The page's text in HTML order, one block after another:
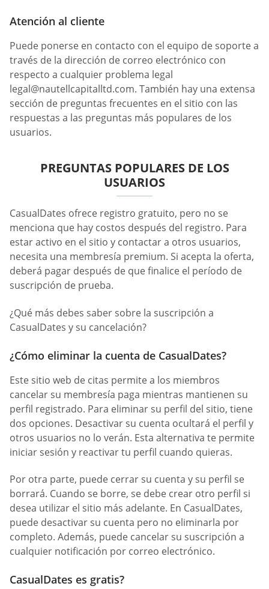
Atención al cliente
Puede ponerse en contacto con el equipo de soporte a
través de la dirección de correo electrónico con
respecto a cualquier problema legal
legal@nautellcapitalltd.com. También hay una extensa
sección de preguntas frecuentes en el sitio con las
respuestas a las preguntas más populares de los
usuarios.
PREGUNTAS POPULARES DE LOS
USUARIOS
СasualDates ofrece registro gratuito, pero no se
menciona que hay costos después del registro. Para
estar activo en el sitio y contactar a otros usuarios,
necesita una membresía premium. Si acepta la oferta,
deberá pagar después de que finalice el período de
suscripción de prueba.
¿Qué más debes saber sobre la suscripción a
CasualDates y su cancelación?
¿Cómo eliminar la cuenta de CasualDates?
Este sitio web de citas permite a los miembros
cancelar su membresía paga mientras mantienen su
perfil registrado. Para eliminar su perfil del sitio, tiene
dos opciones. Desactivar su cuenta ocultará el perfil y
otros usuarios no lo verán. Esta alternativa te permite
iniciar sesión y reactivar tu perfil cuando quieras.
Por otra parte, puede cerrar su cuenta y su perfil se
borrará. Cuando se borre, se debe crear otro perfil si
desea utilizar el sitio más adelante. En СasualDates,
puede desactivar su cuenta pero no eliminarla por
completo. Además, puede cancelar su suscripción a
cualquier notificación por correo electrónico.
CasualDates es gratis?